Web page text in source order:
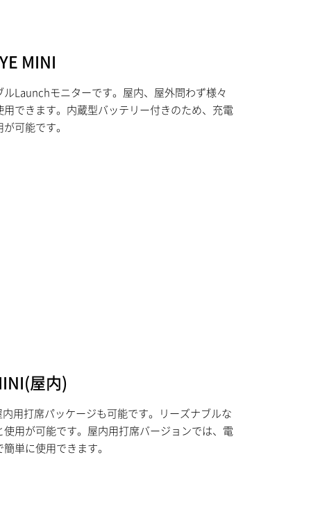
MINI
ルLaunchモニターです。屋内、屋外問わず様々
できます。内蔵型バッテリー付きのため、充電
可能です。
屋内)
内用打席パッケージも可能です。リーズナブルな
用が可能です。屋内用打席バージョンでは、電
単に使用できます。